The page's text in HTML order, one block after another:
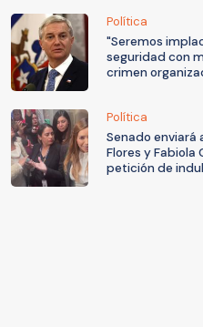
Política
"Seremos
seguridad con
crimen
Política
Senado enviará
Flores y
petición de